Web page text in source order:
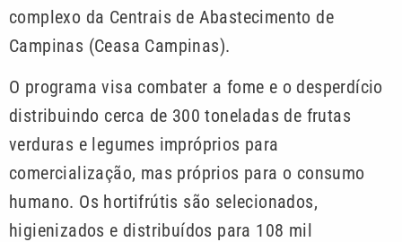
complexo da Centrais de Abastecimento de
Campinas (Ceasa Campinas).
O programa visa combater a fome e o desperdício
distribuindo cerca de 300 toneladas de frutas
verduras e legumes impróprios para
comercialização, mas próprios para o consumo
humano. Os hortifrútis são selecionados,
higienizados e distribuídos para 108 mil